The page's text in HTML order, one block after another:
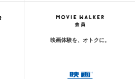
映画体験を、オトクに。